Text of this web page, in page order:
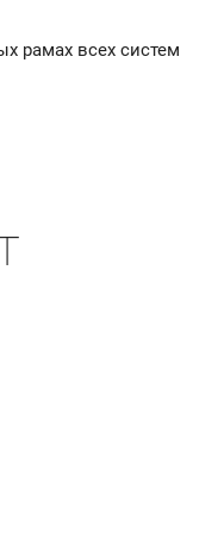
рамах всех систем